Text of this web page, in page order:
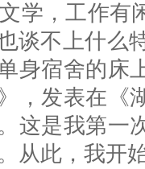
学，工作有
谈不上什么
身宿舍的床
，发表在《
这是我第一
从此，我开